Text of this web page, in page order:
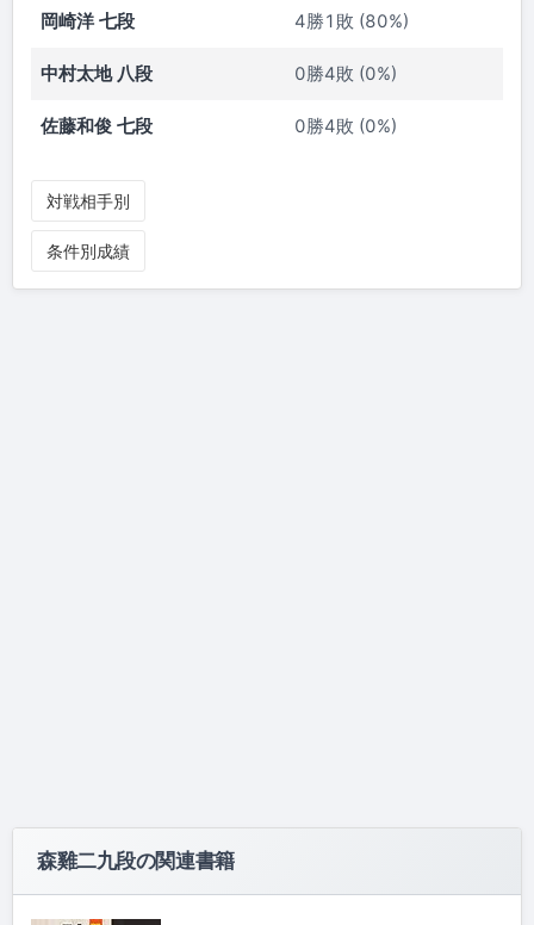
岡崎洋 七段 4勝1敗 (80%)
中村太地 八段 0勝4敗 (0%)
佐藤和俊 七段 0勝4敗 (0%)
対戦相手別
条件別成績
森雞二九段の関連書籍